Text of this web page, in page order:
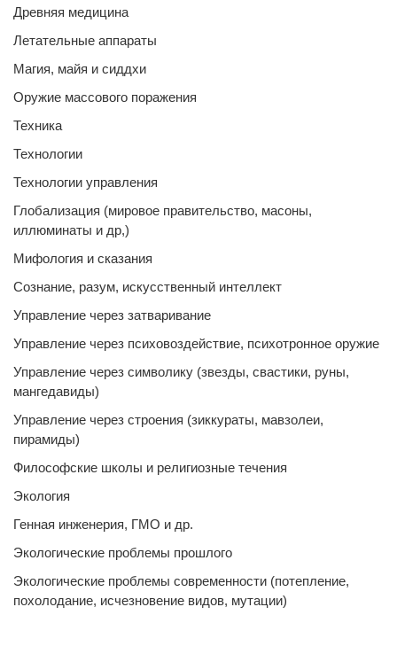
Древняя медицина
Летательные аппараты
Магия, майя и сиддхи
Оружие массового поражения
Техника
Технологии
Технологии управления
Глобализация (мировое правительство, масоны,
иллюминаты и др,)
Мифология и сказания
Сознание, разум, искусственный интеллект
Управление через затваривание
Управление через психовоздействие, психотронное оружие
Управление через символику (звезды, свастики, руны,
мангедавиды)
Управление через строения (зиккураты, мавзолеи,
пирамиды)
Философские школы и религиозные течения
Экология
Генная инженерия, ГМО и др.
Экологические проблемы прошлого
Экологические проблемы современности (потепление,
похолодание, исчезновение видов, мутации)